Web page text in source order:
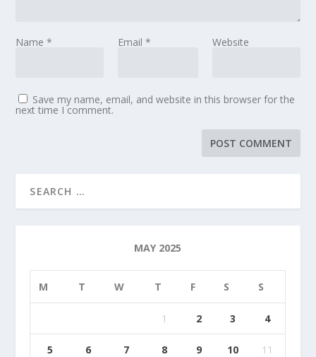
Name* Email * Website
Save my name, email, and website in this browser for the
next time I comment.
MAY 2025
M T W T F S S
1 2 3 4
5 6 7 8 9 10 11